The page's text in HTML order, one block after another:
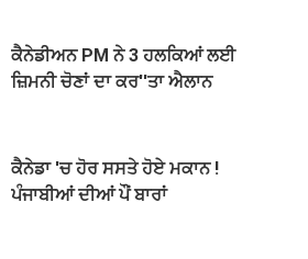
ਕੈਨੇਡੀਅਨ PM ਨੇ 3 ਹਲਕਿਆਂ ਲਈ
ਜ਼ਿਮਨੀ ਚੋਣਾਂ ਦਾ ਕਰ''ਤਾ ਐਲਾਨ
ਕੈਨੇਡਾ 'ਚ ਹੋਰ ਸਸਤੇ ਹੋਏ ਮਕਾਨ !
ਪੰਜਾਬੀਆਂ ਦੀਆਂ ਪੌਂ ਬਾਰਾਂ